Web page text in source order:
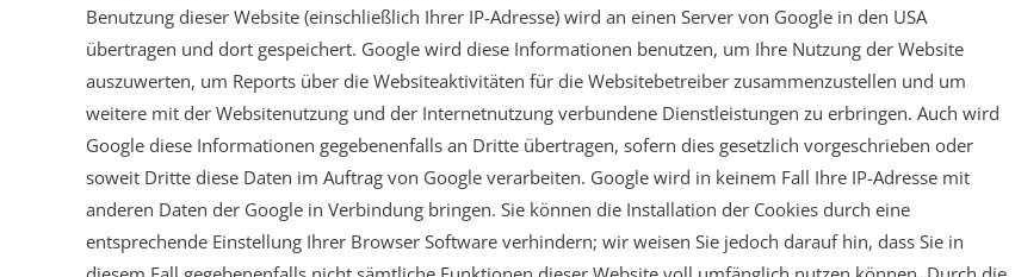
Benutzung dieser Website (einschließlich Ihrer IP-Adresse) wird an einen Server von Google in den USA
übertragen und dort gespeichert. Google wird diese Informationen benutzen, um Ihre Nutzung der Website
auszuwerten, um Reports über die Websiteaktivitäten für die Websitebetreiber zusammenzustellen und um
weitere mit der Websitenutzung und der Internetnutzung verbundene Dienstleistungen zu erbringen. Auch wird
Google diese Informationen gegebenenfalls an Dritte übertragen, sofern dies gesetzlich vorgeschrieben oder
soweit Dritte diese Daten im Auftrag von Google verarbeiten. Google wird in keinem Fall Ihre IP-Adresse mit
anderen Daten der Google in Verbindung bringen. Sie können die Installation der Cookies durch eine
entsprechende Einstellung Ihrer Browser Software verhindern; wir weisen Sie jedoch darauf hin, dass Sie in